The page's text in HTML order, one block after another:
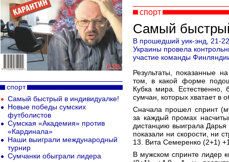
спорт
Самый
В прошедший уик-энд, 21-
Украины провела
участие команды
Результаты, показанные
том, в какой форме
Кубка мира. Естественно,
сумчан, которых хватает в
Сначала прошел спринт
за каждый промах
дистанцию выиграла
показали ни скорости, ни
13. Вита Семеренко (2+1)
В мужском спринте лидер
спорт
Самый быстрый в индивидуалке!
Новые победы сумских
футболистов
Сумская «Академия» против
«Кардинала»
Наши выиграли международный
турнир
Сумчанки обыграли лидера